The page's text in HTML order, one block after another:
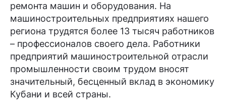
ремонта машин и оборудования. На
машиностроительных предприятиях нашего
региона трудятся более 13 тысяч работников
– профессионалов своего дела. Работники
предприятий машиностроительной отрасли
промышленности своим трудом вносят
значительный, бесценный вклад в экономику
Кубани и всей страны.